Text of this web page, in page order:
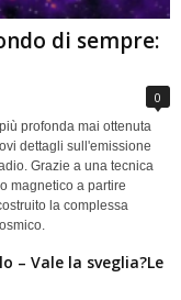
di sempre:
0
profonda mai ottenuta
dettagli sull'emissione
Grazie a una tecnica
magnetico a partire
la complessa
– Vale la sveglia?Le